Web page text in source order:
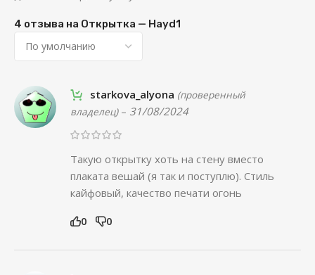
4 отзыва на Открытка — Hayd1
starkova_alyona (проверенный
владелец) – 31/08/2024
Такую открытку хоть на стену вместо
плаката вешай (я так и поступлю). Стиль
кайфовый, качество печати огонь
0 0